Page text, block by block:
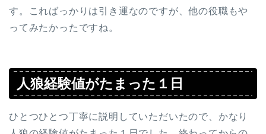
す。こればっかりは引き運なのですが、他の役職もや
ってみたかったですね。
人狼経験値がたまった１日
ひとつひとつ丁寧に説明していただいたので、かなり